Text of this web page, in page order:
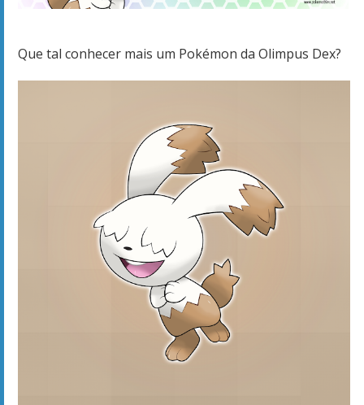
Que tal conhecer mais um Pokémon da Olimpus Dex?